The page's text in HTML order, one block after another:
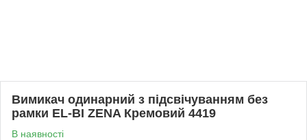
Вимикач одинарний з підсвічуванням без
рамки EL-BI ZENA Кремовий 4419
В наявності